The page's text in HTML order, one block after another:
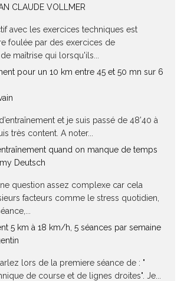
CLAUDE VOLLMER
avec les exercices techniques est
foulée par des exercices de
maîtrise qui lorsqu'ils...
pour un 10 km entre 45 et 50 mn sur 6
et je suis passé de 48’40 à
très content. A noter...
quand on manque de temps
Deutsch
question assez complexe car cela
facteurs comme le stress quotidien,
5 km à 18 km/h, 5 séances par semaine
lors de la premiere séance de : "
de course et de lignes droites". Je...